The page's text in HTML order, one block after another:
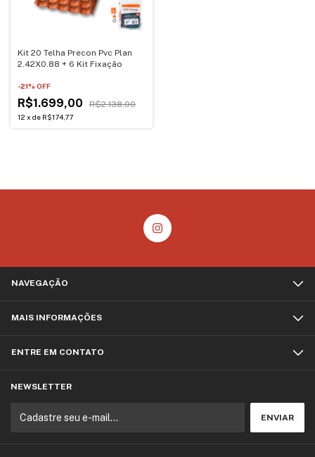
Kit 20 Telha Precon Pvc Plan
2.42X0.88 + 6 Kit Fixação
-21% OFF
R$1.699,00 R$2.138,00
12 x de R$174,77
NAVEGAÇÃO
MAIS INFORMAÇÕES
ENTRE EM CONTATO
NEWSLETTER